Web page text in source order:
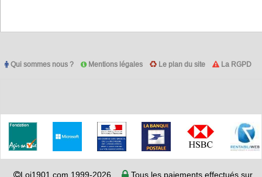
Qui sommes nous ? Mentions légales Le plan du site La RGPD
Loi1901.com 1999-2026 Tous les paiements effectués sur